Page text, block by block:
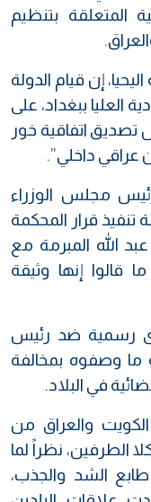
المتعلقة بتنظيم
إن قيام الدولة
العليا ببغداد، على
تصديق اتفاقية خور
عراقي داخلي”.
مجلس الوزراء
تنفيذ قرار المحكمة
عبد الله المبرمة مع
قالوا إنها وثيقة
رسمية ضد رئيس
ما وصفوه بمخالفة
في البلاد.
والعراق من
الطرفين، نظراً لما
الشد والجذب،